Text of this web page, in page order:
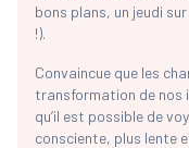
bons plans, un jeudi
!).
Convaincue que les
transformation de nos
qu’il est possible de
consciente, plus lente